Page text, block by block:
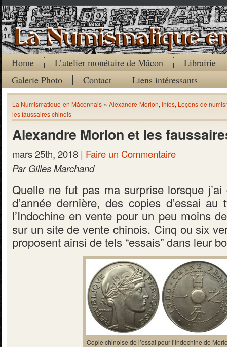
Home L’atelier monétaire de Mâcon
Librairie
Galerie Photo
Contact Liens intéressants
La Numismatique en Mâconnais »Alexandre Morlon, Infos, Leçons de
les faussaires chinois
Alexandre Morlon et les
mars 25th, 2018 | Faire un Commentaire
Par Gilles Marchand
Quelle ne fut pas ma surprise lorsque
d’année dernière, des copies d’essai au
l’Indochine en vente pour un peu moins
sur un site de vente chinois. Cinq ou six
proposent ainsi de tels “essais” dans leur
Copie chinoise de l’essai pour l’Indochine de